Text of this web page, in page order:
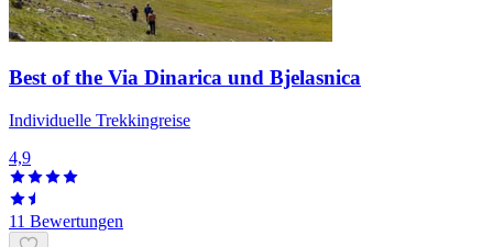
Best of the Via Dinarica und Bjelasnica
Individuelle Trekkingreise
4,9
11 Bewertungen